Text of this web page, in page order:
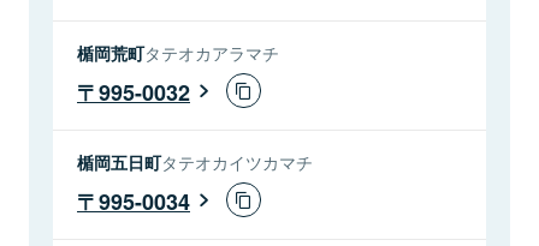
楯岡荒町タテオカアラマチ
995-0032
楯岡五日町タテオカイツカマチ
995-0034